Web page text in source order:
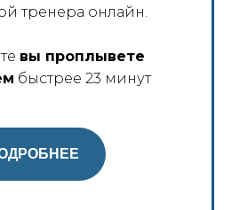
тренера онлайн.
вы проплывете
быстрее 23 минут